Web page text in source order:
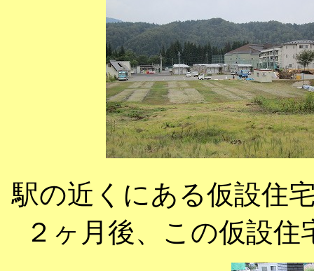
駅の近くにある仮設住
２ヶ月後、この仮設